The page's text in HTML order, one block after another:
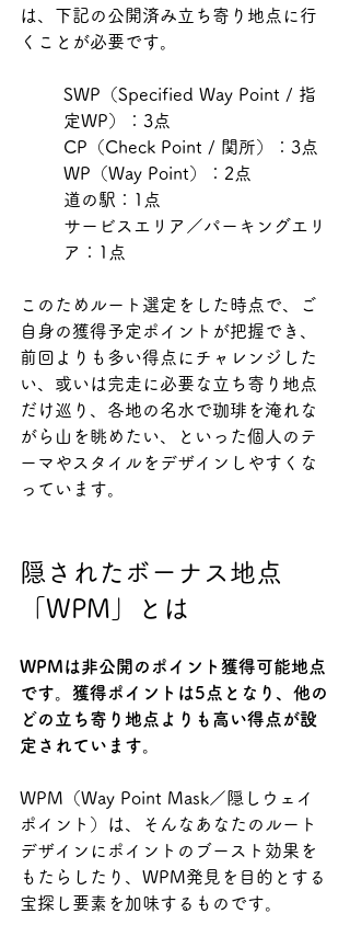
は、下記の公開済み立ち寄り地点に行
くことが必要です。
SWP（Specified Way Point / 指
定WP）：3点
CP（Check Point / 関所）：3点
WP（Way Point）：2点
道の駅：1点
サービスエリア／パーキングエリ
ア：1点
このためルート選定をした時点で、ご
自身の獲得予定ポイントが把握でき、
前回よりも多い得点にチャレンジした
い、或いは完走に必要な立ち寄り地点
だけ巡り、各地の名水で珈琲を淹れな
がら山を眺めたい、といった個人のテ
ーマやスタイルをデザインしやすくな
っています。
隠されたボーナス地点
「WPM」とは
WPMは非公開のポイント獲得可能地点
です。獲得ポイントは5点となり、他の
どの立ち寄り地点よりも高い得点が設
定されています。
WPM（Way Point Mask／隠しウェイ
ポイント）は、そんなあなたのルート
デザインにポイントのブースト効果を
もたらしたり、WPM発見を目的とする
宝探し要素を加味するものです。